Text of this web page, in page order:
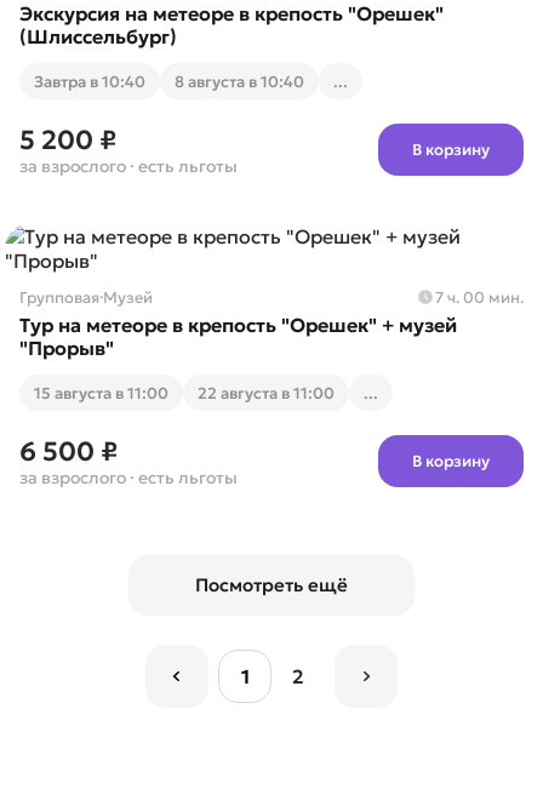
Экскурсия на метеоре в крепость "Орешек"
(Шлиссельбург)
Завтра в 10:40 8 августа в 10:40 ...
5 200 ₽
за взрослого · есть льготы
В корзину
Групповая·Музей 7 ч. 00 мин.
Тур на метеоре в крепость "Орешек" + музей
"Прорыв"
15 августа в 11:00 22 августа в 11:00 ...
6 500 ₽
за взрослого · есть льготы
В корзину
Посмотреть ещё
1 2